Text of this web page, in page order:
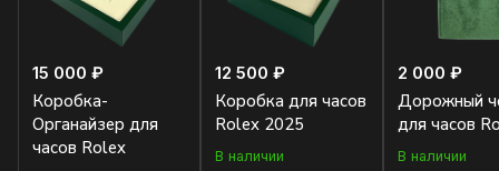
15 000 ₽
Коробка-
Органайзер для
часов Rolex
12 500 ₽
Коробка для часов
Rolex 2025
В наличии
2 000 ₽
Дорожный
для часов
В наличии